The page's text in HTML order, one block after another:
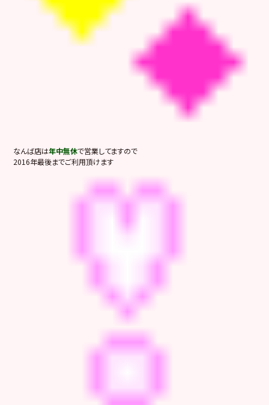
なんば店は年中無休で営業してますので
2016年最後までご利用頂けます